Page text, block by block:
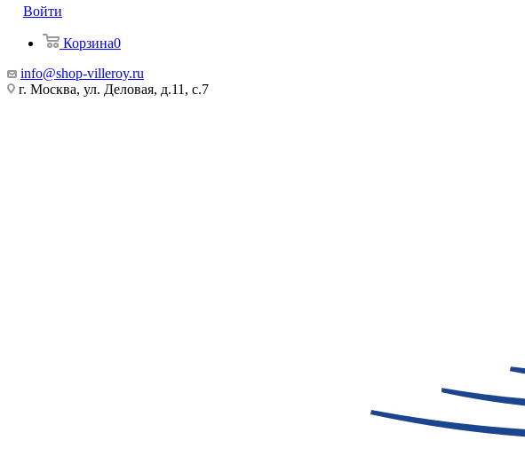
Войти
Корзина0
info@shop-villeroy.ru
г. Москва, ул. Деловая, д.11, с.7